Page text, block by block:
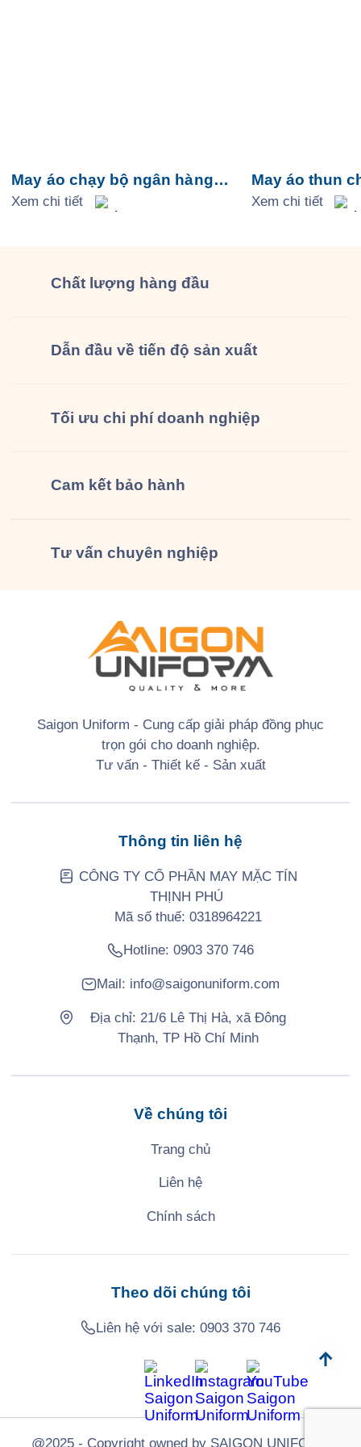
May áo chạy bộ ngân hàng
VietinBank Phương Nam
Xem chi tiết
May áo thun
nhựa Nhật
Xem chi tiết
Chất lượng hàng đầu
Dẫn đầu về tiến độ sản xuất
Tối ưu chi phí doanh nghiệp
Cam kết bảo hành
Tư vấn chuyên nghiệp
Saigon Uniform - Cung cấp giải pháp đồng phục
trọn gói cho doanh nghiệp.
Tư vấn - Thiết kế - Sản xuất
Thông tin liên hệ
CÔNG TY CỔ PHẦN MAY MẶC TÍN
THỊNH PHÚ
Mã số thuế: 0318964221
Hotline: 0903 370 746
Mail: info@saigonuniform.com
Địa chỉ: 21/6 Lê Thị Hà, xã Đông
Thạnh, TP Hồ Chí Minh
Về chúng tôi
Trang chủ
Liên hệ
Chính sách
Theo dõi chúng tôi
Liên hệ với sale:0903 370 746
@2025 - Copyright owned by SAIGON UNIFORM